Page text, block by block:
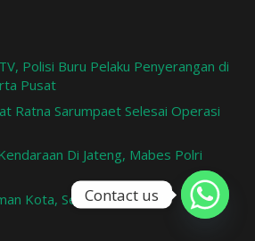
Polisi Buru Pelaku Penyerangan di
Pusat
Ratna Sarumpaet Selesai Operasi
Di Jateng, Mabes Polri
Kota, Sepasang Remaja
Contact us